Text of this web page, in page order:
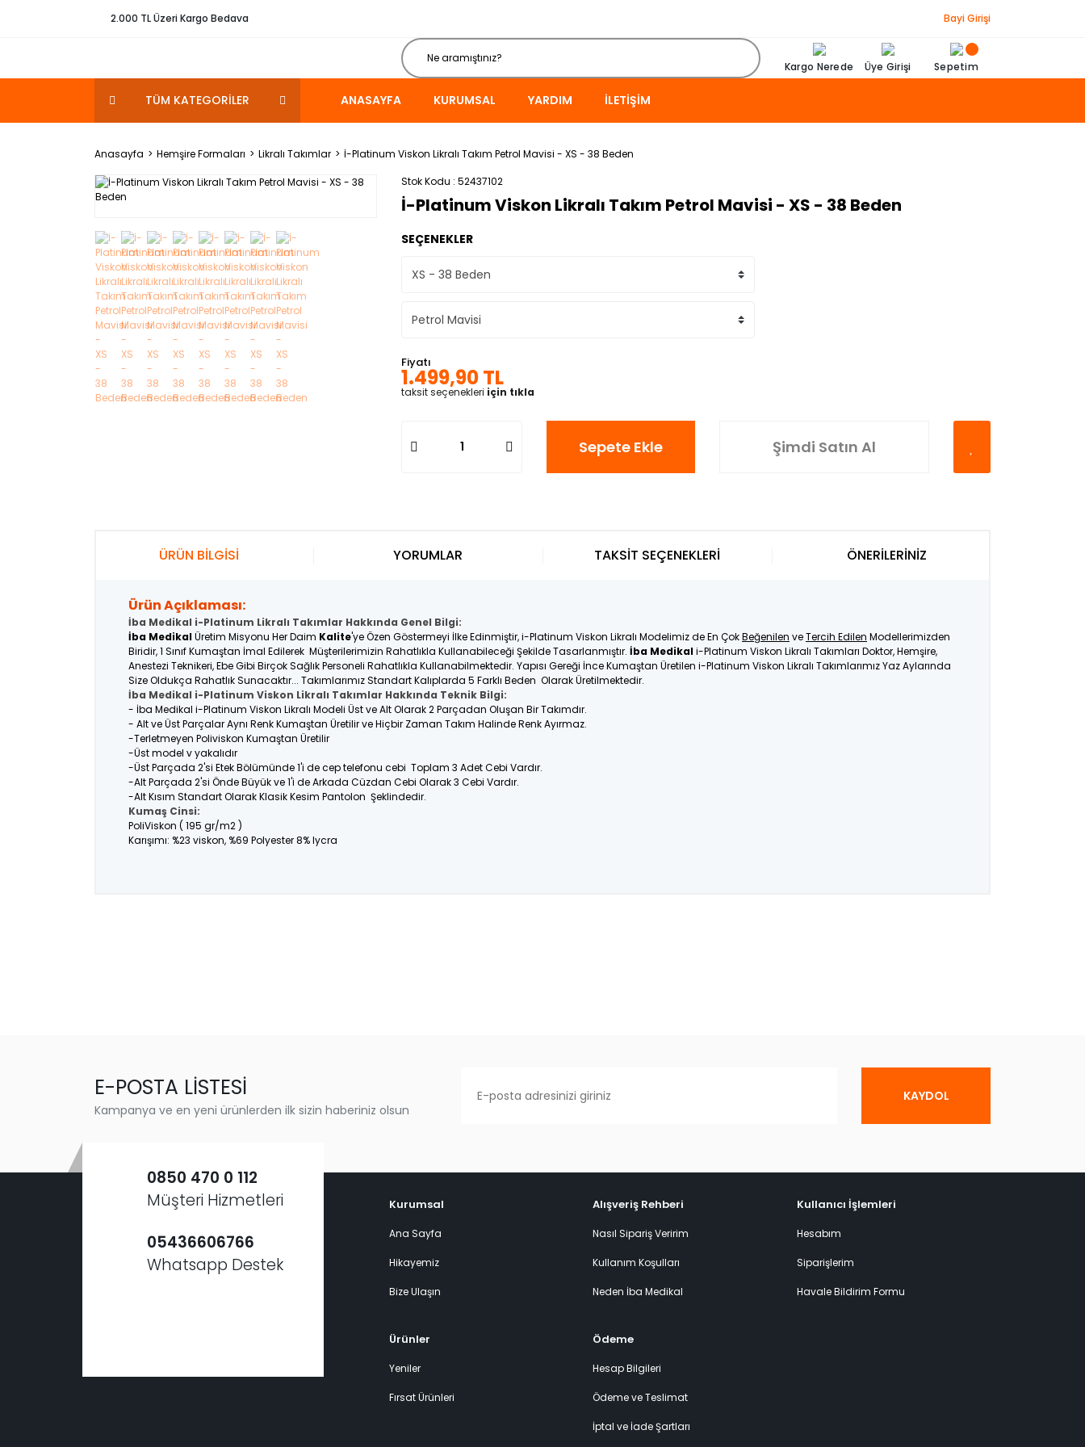
2.000 TL Üzeri Kargo Bedava Bayi Girişi
Kargo Nerede Üye Girişi Sepetim
TÜM KATEGORİLER ANASAYFA KURUMSAL YARDIM İLETIŞIM
Anasayfa Hemşire Formaları Likralı Takımlar
İ-Platinum Viskon Likralı Takım Petrol Mavisi - XS - 38 Beden
Stok Kodu 52437102
İ-Platinum Viskon Likralı Takım Petrol Mavisi - XS - 38 Beden
SEÇENEKLER
Fiyatı
1.499,90 TL
taksit seçenekleri için tıkla
Sepete Ekle Şimdi Satın Al
ÜRÜN BİLGİSİ
Ürün Açıklaması:
İba Medikal i-Platinum Likralı Takımlar Hakkında Genel Bilgi:
İba MedikalÜretim Misyonu Her Daim Kalite'ye Özen Göstermeyi İlke Edinmiştir, i-Platinum Viskon Likralı Modelimiz de En ÇokBeğenilen veTercih Edilen Modellerimizden
Biridir, 1 Sınıf Kumaştan İmal Edilerek Müşterilerimizin Rahatlıkla Kullanabileceği Şekilde Tasarlanmıştır. İba Medikali-Platinum Viskon Likralı Takımları Doktor, Hemşire,
Anestezi Teknikeri, Ebe Gibi Birçok Sağlık Personeli Rahatlıkla Kullanabilmektedir. Yapısı Gereği İnce Kumaştan Üretilen i-Platinum Viskon Likralı Takımlarımız Yaz Aylarında
Size Oldukça Rahatlık Sunacaktır... Takımlarımız Standart Kalıplarda 5 Farklı Beden Olarak Üretilmektedir.
İba Medikal i-Platinum Viskon Likralı Takımlar Hakkında Teknik Bilgi:
- İba Medikal i-Platinum Viskon Likralı Modeli Üst ve Alt Olarak 2 Parçadan Oluşan Bir Takımdır.
- Alt ve Üst Parçalar Aynı Renk Kumaştan Üretilir ve Hiçbir Zaman Takım Halinde Renk Ayırmaz.
-Terletmeyen Poliviskon Kumaştan Üretilir
-Üst model v yakalıdır
-Üst Parçada 2'si Etek Bölümünde 1'i de cep telefonu cebi Toplam 3 Adet Cebi Vardır.
-Alt Parçada 2'si Önde Büyük ve 1'i de Arkada Cüzdan Cebi Olarak 3 Cebi Vardır.
-Alt Kısım Standart Olarak Klasik Kesim Pantolon Şeklindedir.
Kumaş Cinsi:
PoliViskon ( 195 gr/m2 )
Karışımı: %23 viskon, %69 Polyester 8% lycra
YORUMLAR TAKSİT SEÇENEKLERİ ÖNERİLERİNİZ
E-POSTA LİSTESİ
Kampanya ve en yeni ürünlerden ilk sizin haberiniz olsun
KAYDOL
0850 470 0 112
Müşteri Hizmetleri
05436606766
Whatsapp Destek
Kurumsal
Ana Sayfa
Hikayemiz
Bize Ulaşın
Alışveriş Rehberi
Nasıl Sipariş Veririm
Kullanım Koşulları
Neden İba Medikal
Ürünler
Yeniler
Fırsat Ürünleri
Ödeme
Hesap Bilgileri
Ödeme ve Teslimat
İptal ve İade Şartları
Kullanıcı İşlemleri
Hesabım
Siparişlerim
Havale Bildirim Formu